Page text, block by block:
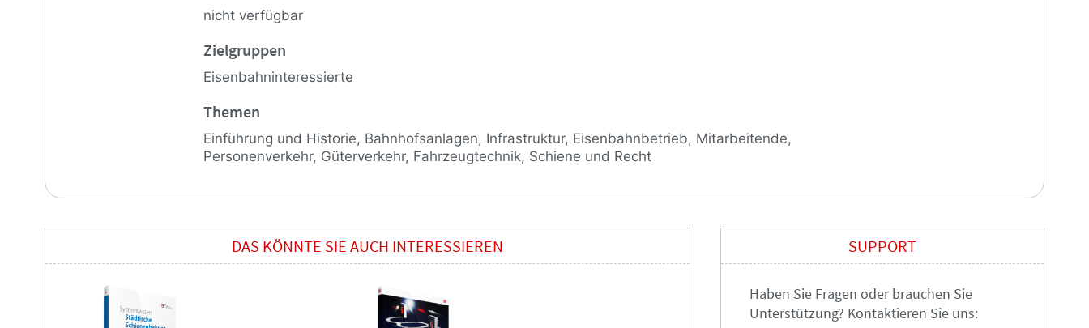
nicht verfügbar
Zielgruppen
Eisenbahninteressierte
Themen
Einführung und Historie, Bahnhofsanlagen, Infrastruktur, Eisenbahnbetrieb, Mitarbeitende,
Personenverkehr, Güterverkehr, Fahrzeugtechnik, Schiene und Recht
DAS KÖNNTE SIE AUCH INTERESSIEREN
Systemwissen Eisenbahn, 3. Auflage
Railway system
German rail system
57,90€
SUPPORT
Haben Sie Fragen oder brauchen Sie
Unterstützung? Kontaktieren Sie uns: